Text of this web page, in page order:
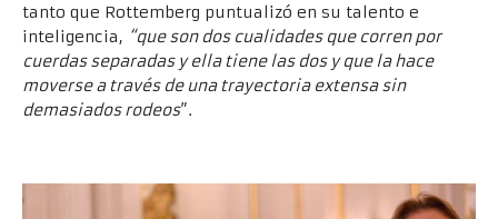
tanto que Rottemberg puntualizó en su talento e
inteligencia, “que son dos cualidades que corren por
cuerdas separadas y ella tiene las dos y que la hace
moverse a través de una trayectoria extensa sin
demasiados rodeos”.